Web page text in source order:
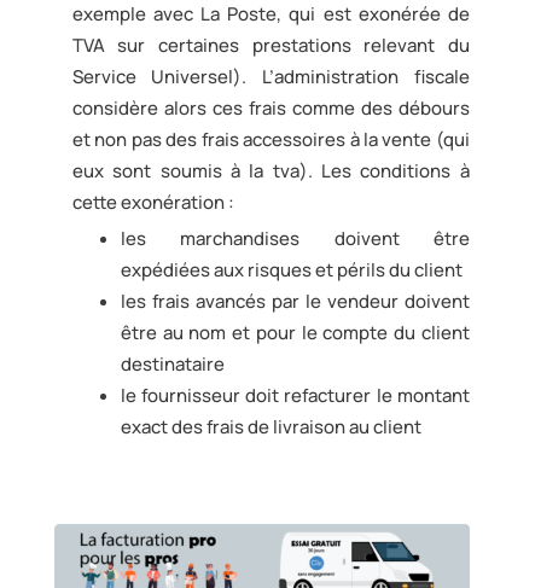
exemple avec La Poste, qui est exonérée de
TVA sur certaines prestations relevant du
Service Universel). L’administration fiscale
considère alors ces frais comme des débours
et non pas des frais accessoires à la vente (qui
eux sont soumis à la tva). Les conditions à
cette exonération :
les marchandises doivent être
expédiées aux risques et périls du client
les frais avancés par le vendeur doivent
être au nom et pour le compte du client
destinataire
le fournisseur doit refacturer le montant
exact des frais de livraison au client